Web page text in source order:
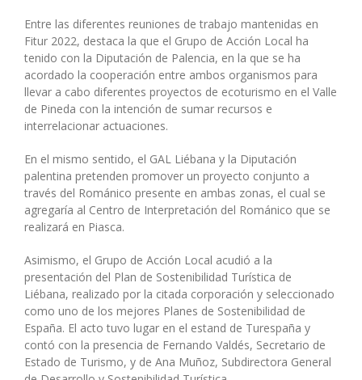
Entre las diferentes reuniones de trabajo mantenidas en
Fitur 2022, destaca la que el Grupo de Acción Local ha
tenido con la Diputación de Palencia, en la que se ha
acordado la cooperación entre ambos organismos para
llevar a cabo diferentes proyectos de ecoturismo en el Valle
de Pineda con la intención de sumar recursos e
interrelacionar actuaciones.
En el mismo sentido, el GAL Liébana y la Diputación
palentina pretenden promover un proyecto conjunto a
través del Románico presente en ambas zonas, el cual se
agregaría al Centro de Interpretación del Románico que se
realizará en Piasca.
Asimismo, el Grupo de Acción Local acudió a la
presentación del Plan de Sostenibilidad Turística de
Liébana, realizado por la citada corporación y seleccionado
como uno de los mejores Planes de Sostenibilidad de
España. El acto tuvo lugar en el estand de Turespaña y
contó con la presencia de Fernando Valdés, Secretario de
Estado de Turismo, y de Ana Muñoz, Subdirectora General